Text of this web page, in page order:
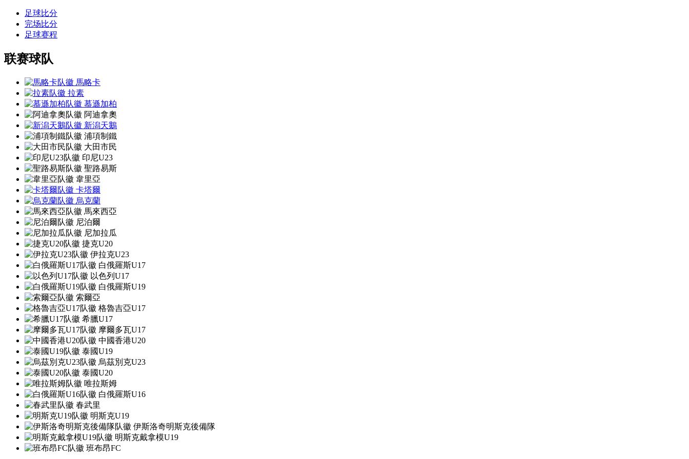
足球比分
完场比分
足球赛程
联赛球队
馬略卡
拉素
慕遜加柏
阿迪拿奧
新潟天鵝
浦項制鐵
大田市民
印尼U23
聖路易斯
韋里亞
卡塔爾
烏克蘭
馬來西亞
尼泊爾
尼加拉瓜
捷克U20
伊拉克U23
白俄羅斯U17
以色列U17
白俄羅斯U19
索爾亞
格魯吉亞U17
希臘U17
摩爾多瓦U17
中國香港U20
泰國U19
烏茲別克U23
泰國U20
唯拉斯姆
白俄羅斯U16
春武里
明斯克U19
伊斯洛奇明斯克後備隊
明斯克戴拿模U19
班布昂FC